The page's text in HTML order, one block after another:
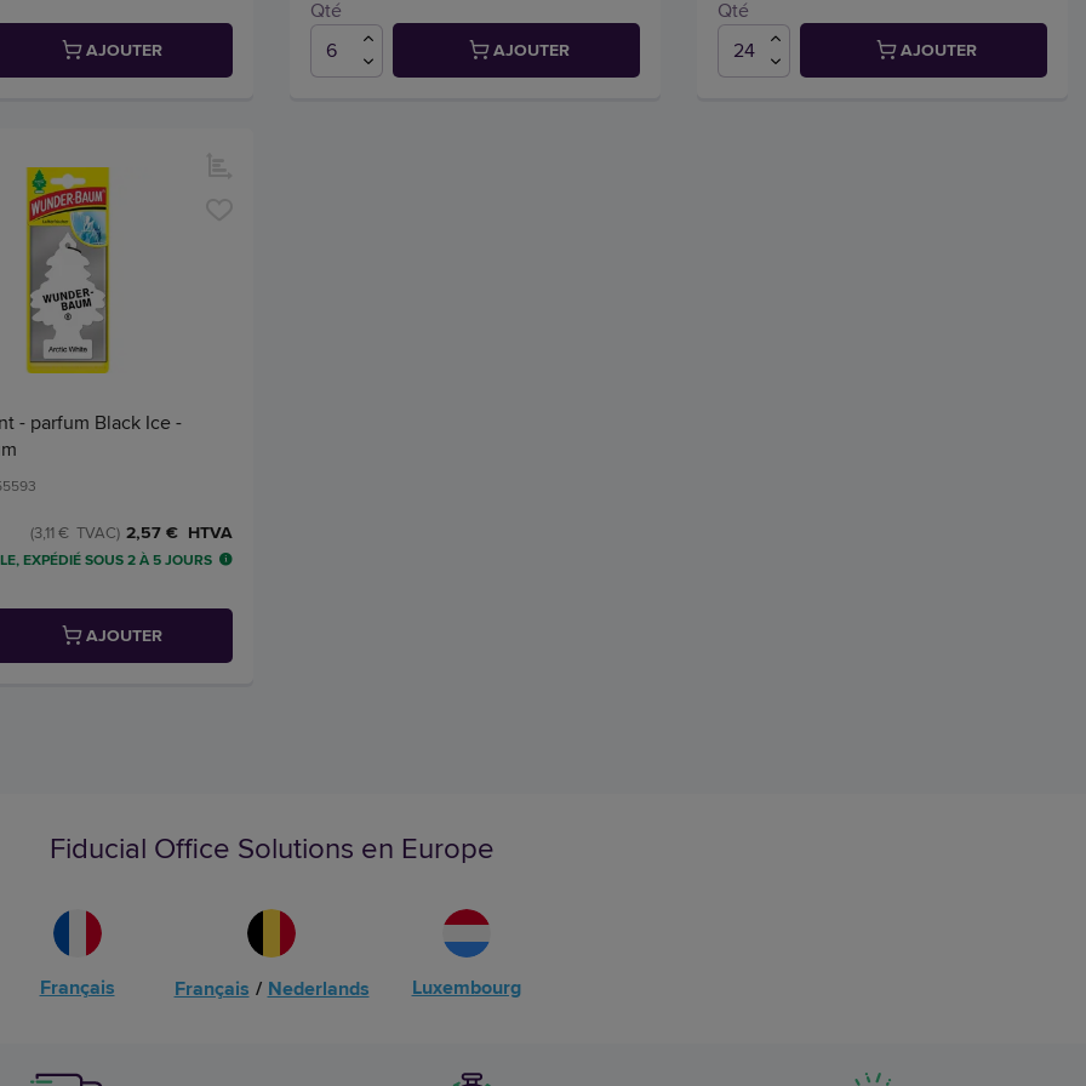
AJOUTER
Qté
AJOUTER
Qté
AJOUTER
- parfum Black Ice -
2,57 € HTVA
(3,11 € TVAC)
EXPÉDIÉ SOUS 2 À 5 JOURS
AJOUTER
Fiducial Office Solutions en Europe
Français Français / Nederlands Luxembourg